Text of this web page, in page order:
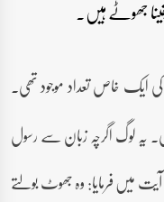
جھوٹے ہیں۔
ایک خاص تعداد موجود تھی۔
یہ لوگ اگرچہ زبان سے رسول
میں فرمایا: وہ جھوٹ بولتے